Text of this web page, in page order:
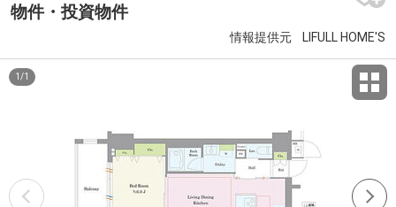
物件・投資物件
情報提供元 LIFULL HOME'S
1 /1